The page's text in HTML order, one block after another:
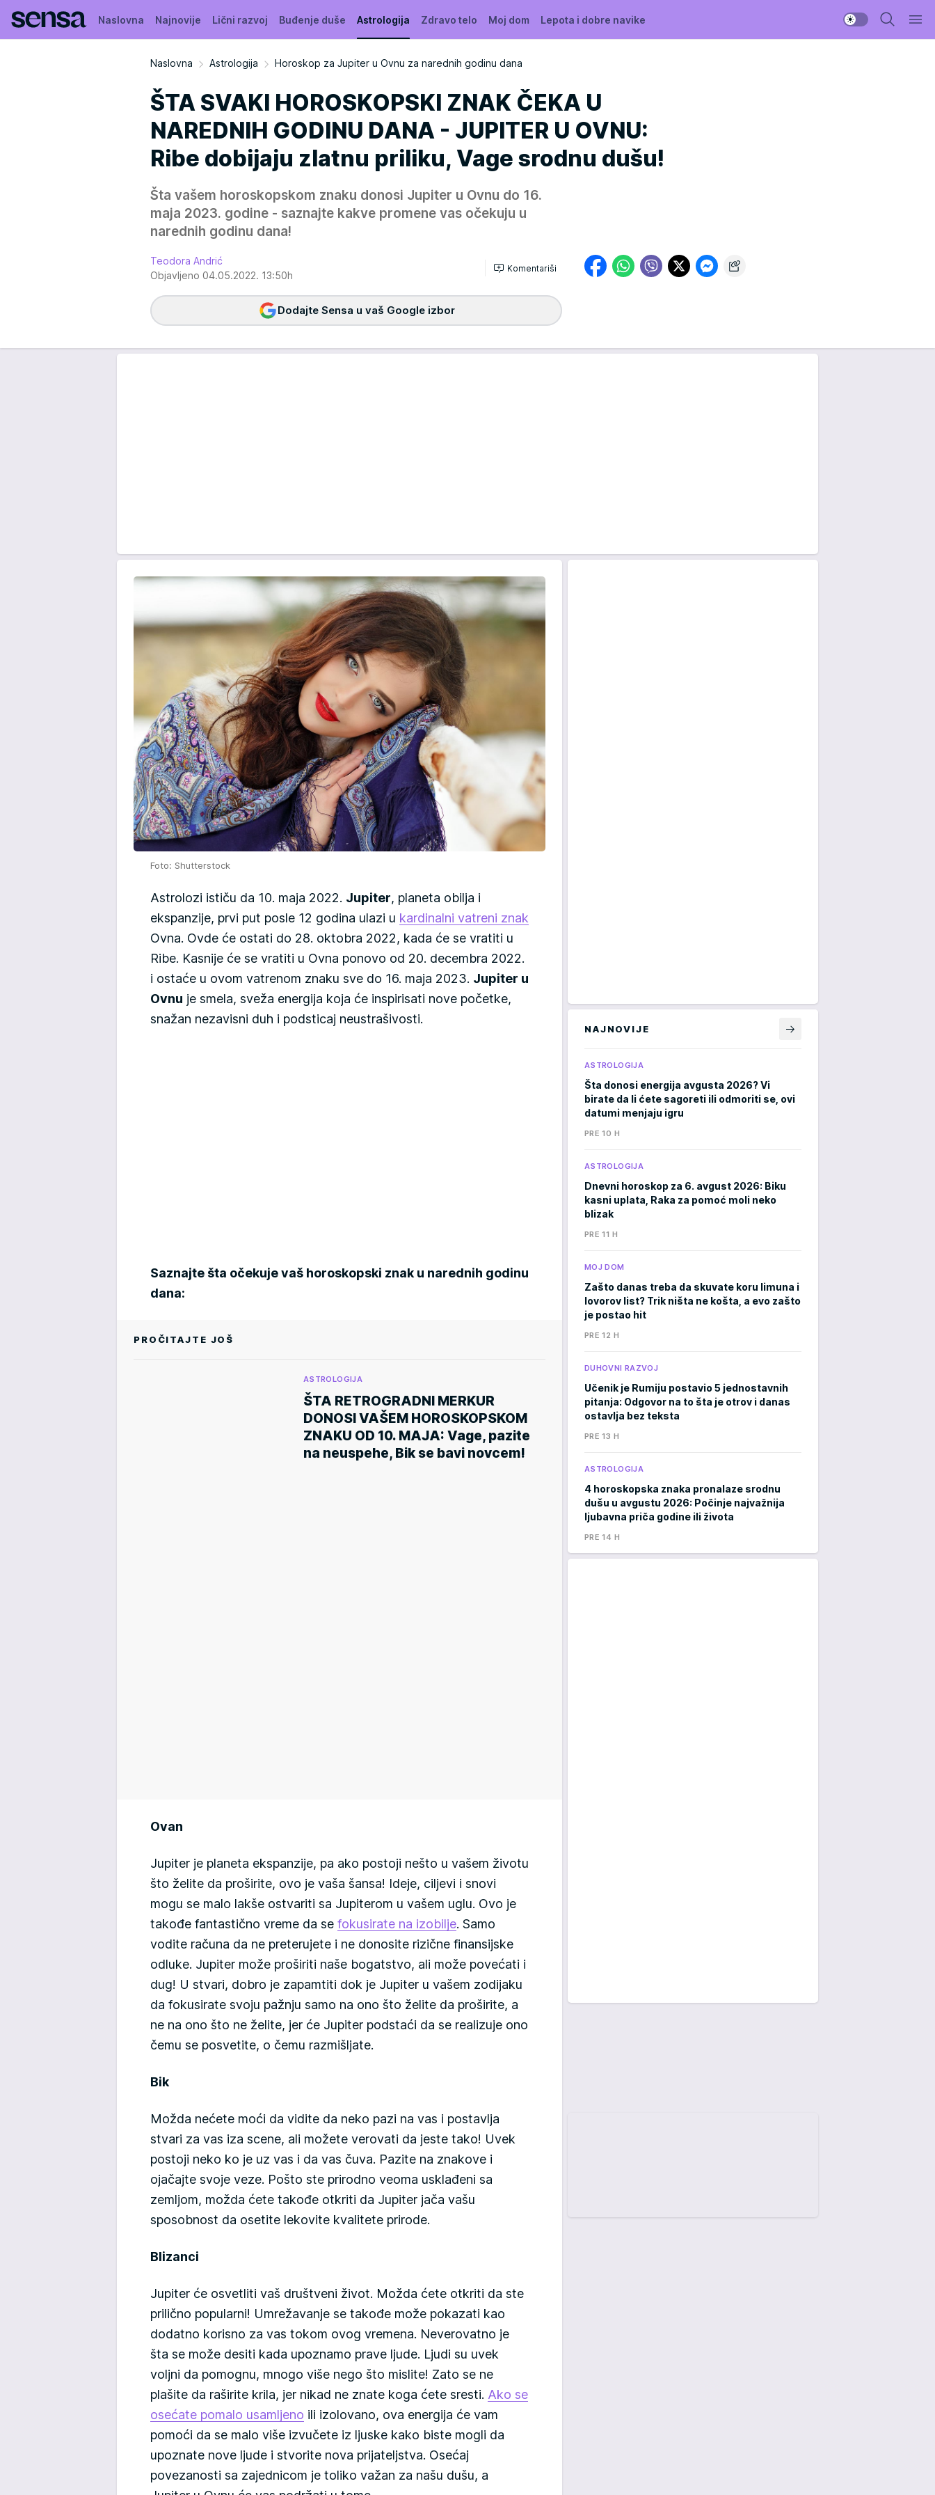
Naslovna Najnovije Lični razvoj Buđenje duše Astrologija Zdravo telo Moj dom Lepota i dobre navike
Naslovna Astrologija Horoskop za Jupiter u Ovnu za narednih godinu dana
ŠTA SVAKI HOROSKOPSKI ZNAK ČEKA U
NAREDNIH GODINU DANA - JUPITER U OVNU:
Ribe dobijaju zlatnu priliku, Vage srodnu dušu!
Šta vašem horoskopskom znaku donosi Jupiter u Ovnu do 16.
maja 2023. godine - saznajte kakve promene vas očekuju u
narednih godinu dana!
Teodora Andrić
Objavljeno 04.05.2022. 13:50h
Komentariši
Dodajte Sensa u vaš Google izbor
Foto: Shutterstock
Astrolozi ističu da 10. maja 2022. Jupiter, planeta obilja i
ekspanzije, prvi put posle 12 godina ulazi u kardinalni vatreni znak
Ovna. Ovde će ostati do 28. oktobra 2022, kada će se vratiti u
Ribe. Kasnije će se vratiti u Ovna ponovo od 20. decembra 2022.
i ostaće u ovom vatrenom znaku sve do 16. maja 2023. Jupiter u
Ovnu je smela, sveža energija koja će inspirisati nove početke,
snažan nezavisni duh i podsticaj neustrašivosti.
Saznajte šta očekuje vaš horoskopski znak u narednih godinu
dana:
PROČITAJTE JOŠ
ASTROLOGIJA
ŠTA RETROGRADNI MERKUR
DONOSI VAŠEM HOROSKOPSKOM
ZNAKU OD 10. MAJA: Vage, pazite
na neuspehe, Bik se bavi novcem!
Ovan
Jupiter je planeta ekspanzije, pa ako postoji nešto u vašem životu
što želite da proširite, ovo je vaša šansa! Ideje, ciljevi i snovi
mogu se malo lakše ostvariti sa Jupiterom u vašem uglu. Ovo je
takođe fantastično vreme da se fokusirate na izobilje. Samo
vodite računa da ne preterujete i ne donosite rizične finansijske
odluke. Jupiter može proširiti naše bogatstvo, ali može povećati i
dug! U stvari, dobro je zapamtiti dok je Jupiter u vašem zodijaku
da fokusirate svoju pažnju samo na ono što želite da proširite, a
ne na ono što ne želite, jer će Jupiter podstaći da se realizuje ono
čemu se posvetite, o čemu razmišljate.
Bik
Možda nećete moći da vidite da neko pazi na vas i postavlja
stvari za vas iza scene, ali možete verovati da jeste tako! Uvek
postoji neko ko je uz vas i da vas čuva. Pazite na znakove i
ojačajte svoje veze. Pošto ste prirodno veoma usklađeni sa
zemljom, možda ćete takođe otkriti da Jupiter jača vašu
sposobnost da osetite lekovite kvalitete prirode.
Blizanci
Jupiter će osvetliti vaš društveni život. Možda ćete otkriti da ste
prilično popularni! Umrežavanje se takođe može pokazati kao
dodatno korisno za vas tokom ovog vremena. Neverovatno je
šta se može desiti kada upoznamo prave ljude. Ljudi su uvek
voljni da pomognu, mnogo više nego što mislite! Zato se ne
plašite da raširite krila, jer nikad ne znate koga ćete sresti. Ako se
osećate pomalo usamljeno ili izolovano, ova energija će vam
pomoći da se malo više izvučete iz ljuske kako biste mogli da
upoznate nove ljude i stvorite nova prijateljstva. Osećaj
povezanosti sa zajednicom je toliko važan za našu dušu, a
NAJNOVIJE
ASTROLOGIJA
Šta donosi energija avgusta 2026? Vi
birate da li ćete sagoreti ili odmoriti se, ovi
datumi menjaju igru
PRE 10 H
ASTROLOGIJA
Dnevni horoskop za 6. avgust 2026: Biku
kasni uplata, Raka za pomoć moli neko
blizak
PRE 11 H
MOJ DOM
Zašto danas treba da skuvate koru limuna i
lovorov list? Trik ništa ne košta, a evo zašto
je postao hit
PRE 12 H
DUHOVNI RAZVOJ
Učenik je Rumiju postavio 5 jednostavnih
pitanja: Odgovor na to šta je otrov i danas
ostavlja bez teksta
PRE 13 H
ASTROLOGIJA
4 horoskopska znaka pronalaze srodnu
dušu u avgustu 2026: Počinje najvažnija
ljubavna priča godine ili života
PRE 14 H